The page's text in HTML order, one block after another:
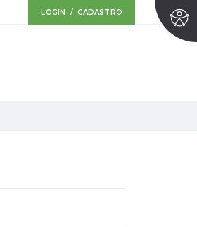
LOGIN / CADASTRO